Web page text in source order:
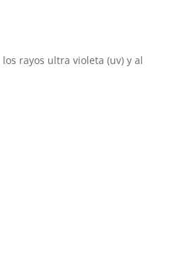
rayos ultra violeta (uv) y al